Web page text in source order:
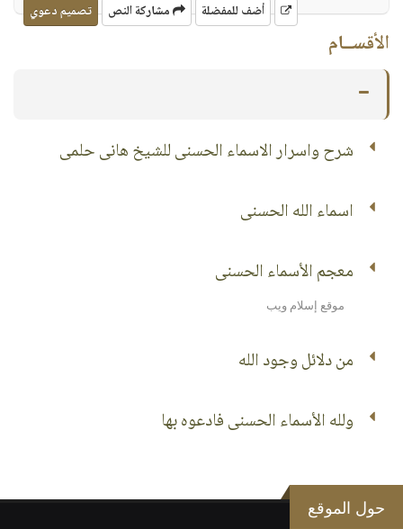
أضف للمفضلة مشاركة النص تصميم دعوي
الأقســام
شرح واسرار الاسماء الحسنى للشيخ هانى حلمى
اسماء الله الحسنى
معجم الأسماء الحسنى
موقع إسلام ويب
من دلائل وجود الله
ولله الأسماء الحسنى فادعوه بها
حول الموقع